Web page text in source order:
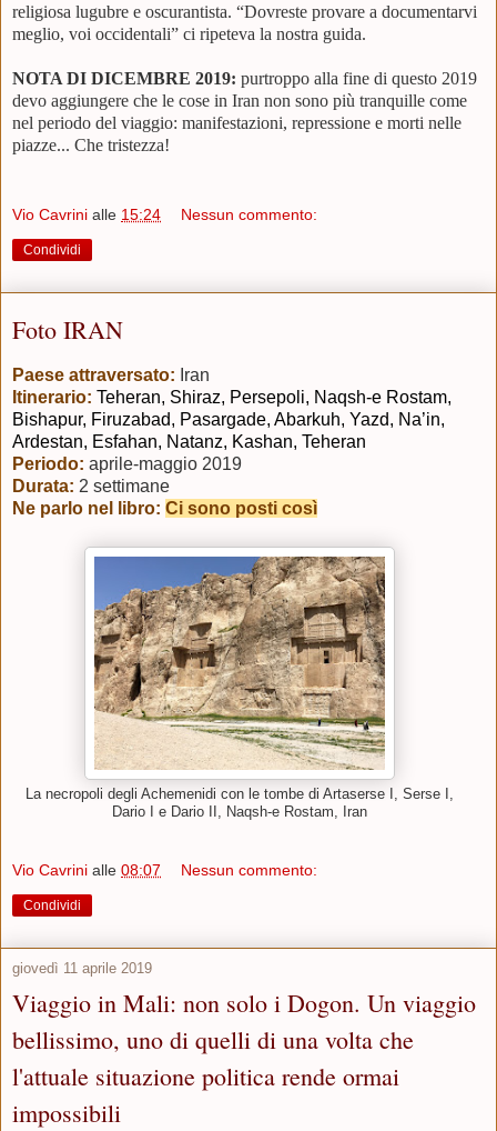
religiosa lugubre e oscurantista. “Dovreste provare a documentarvi
meglio, voi occidentali” ci ripeteva la nostra guida.
NOTA DI DICEMBRE 2019: purtroppo alla fine di questo 2019
devo aggiungere che le cose in Iran non sono più tranquille come
nel periodo del viaggio: manifestazioni, repressione e morti nelle
piazze... Che tristezza!
Vio Cavrini alle 15:24 Nessun commento:
Condividi
Foto IRAN
Paese attraversato: Iran
Itinerario: Teheran, Shiraz, Persepoli, Naqsh-e Rostam,
Bishapur, Firuzabad, Pasargade, Abarkuh, Yazd, Na’in,
Ardestan, Esfahan, Natanz, Kashan, Teheran
Periodo: aprile-maggio 2019
Durata: 2 settimane
Ne parlo nel libro: Ci sono posti così
La necropoli degli Achemenidi con le tombe di Artaserse I, Serse I,
Dario I e Dario II, Naqsh-e Rostam, Iran
Vio Cavrini alle 08:07 Nessun commento:
Condividi
giovedì 11 aprile 2019
Viaggio in Mali: non solo i Dogon. Un viaggio
bellissimo, uno di quelli di una volta che
l'attuale situazione politica rende ormai
impossibili